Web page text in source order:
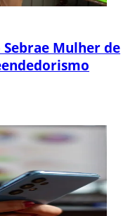
Mulher de